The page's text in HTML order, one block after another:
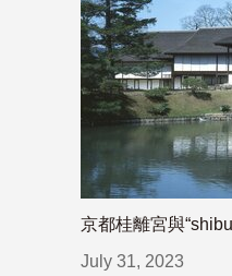
京都桂離宮與
July 31, 2023